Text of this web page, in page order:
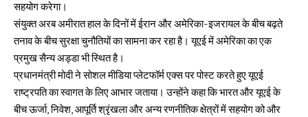
सहयोग करेगा।
संयुक्त अरब अमीरात हाल के दिनों में ईरान और अमेरिका-इजरायल के बीच बढ़ते
तनाव के बीच सुरक्षा चुनौतियों का सामना कर रहा है। यूएई में अमेरिका का एक
प्रमुख सैन्य अड्डा भी स्थित है।
प्रधानमंत्री मोदी ने सोशल मीडिया प्लेटफॉर्म एक्स पर पोस्ट करते हुए यूएई
राष्ट्रपति का स्वागत के लिए आभार जताया। उन्होंने कहा कि भारत और यूएई के
बीच ऊर्जा, निवेश, आपूर्ति श्रृंखला और अन्य रणनीतिक क्षेत्रों में सहयोग को और